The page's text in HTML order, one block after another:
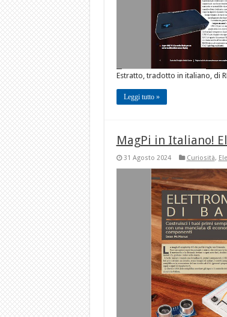
Estratto, tradotto in italiano, di
Leggi tutto »
MagPi in Italiano!
31 Agosto 2024 Curiosità,